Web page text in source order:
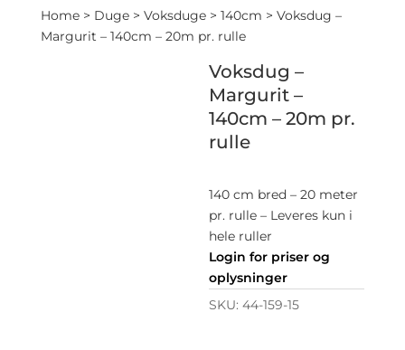
Home> Duge> Voksduge> 140cm > Voksdug –
Margurit – 140cm – 20m pr. rulle
Voksdug –
Margurit –
140cm – 20m pr.
rulle
140 cm bred – 20 meter
pr. rulle – Leveres kun i
hele ruller
Login for priser og
oplysninger
SKU:44-159-15